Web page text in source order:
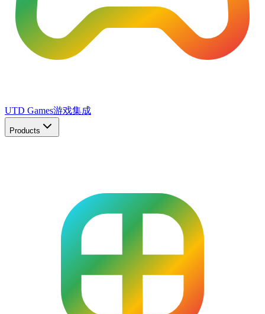
UTD Games游戏集成
Products